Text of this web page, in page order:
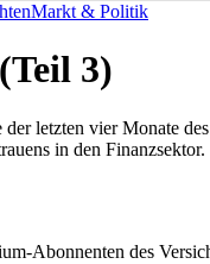
Markt & Politik
3)
letzten vier Monate
in den Finanzsektor.
Abonnenten des